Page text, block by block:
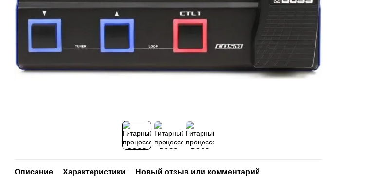
Описание Характеристики Новый отзыв или комментарий